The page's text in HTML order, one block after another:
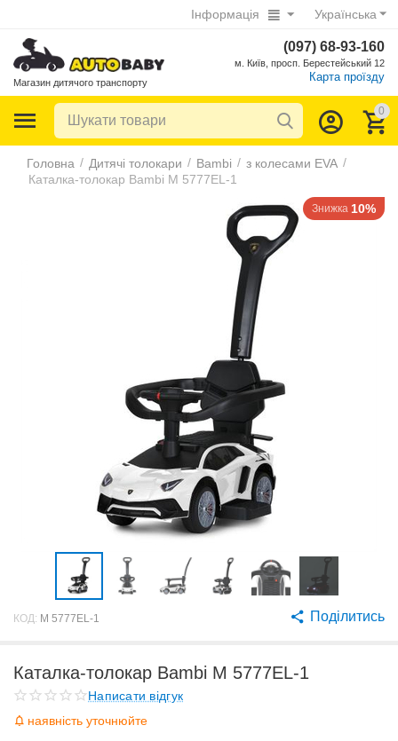
Українська
Інформація
Магазин дитячого транспорту
(097) 68-93-160
м. Київ, просп. Берестейський 12
Карта проїзду
0
Головна / Дитячі толокари / Bambi / з колесами EVA /
Каталка-толокар Bambi M 5777EL-1
Знижка 10%
КОД: M 5777EL-1 Поділитись
Каталка-толокар Bambi M 5777EL-1
Написати відгук
наявність уточнюйте